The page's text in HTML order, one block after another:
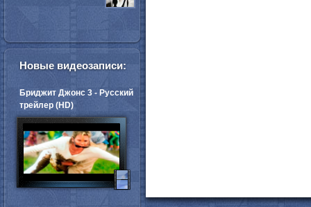
Новые видеозаписи:
Бриджит Джонс 3 - Русский
трейлер (HD)